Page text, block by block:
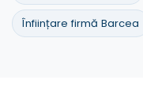
Înființare firmă Barcea